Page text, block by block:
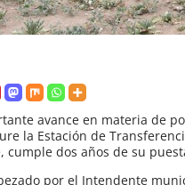
avance en materia de
la Estación de
cumple dos años de su
por el Intendente